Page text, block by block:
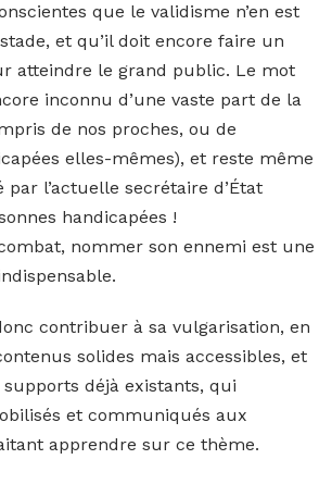
que le validisme n’en est
et qu’il doit encore faire un
atteindre le grand public. Le mot
inconnu d’une vaste part de la
de nos proches, ou de
elles-mêmes), et reste même
l’actuelle secrétaire d’État
handicapées !
nommer son ennemi est une
contribuer à sa vulgarisation, en
solides mais accessibles, et
déjà existants, qui
et communiqués aux
apprendre sur ce thème.